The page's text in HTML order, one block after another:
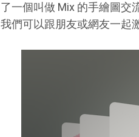
了一個叫做 Mix 的手繪圖交
我們可以跟朋友或網友一起